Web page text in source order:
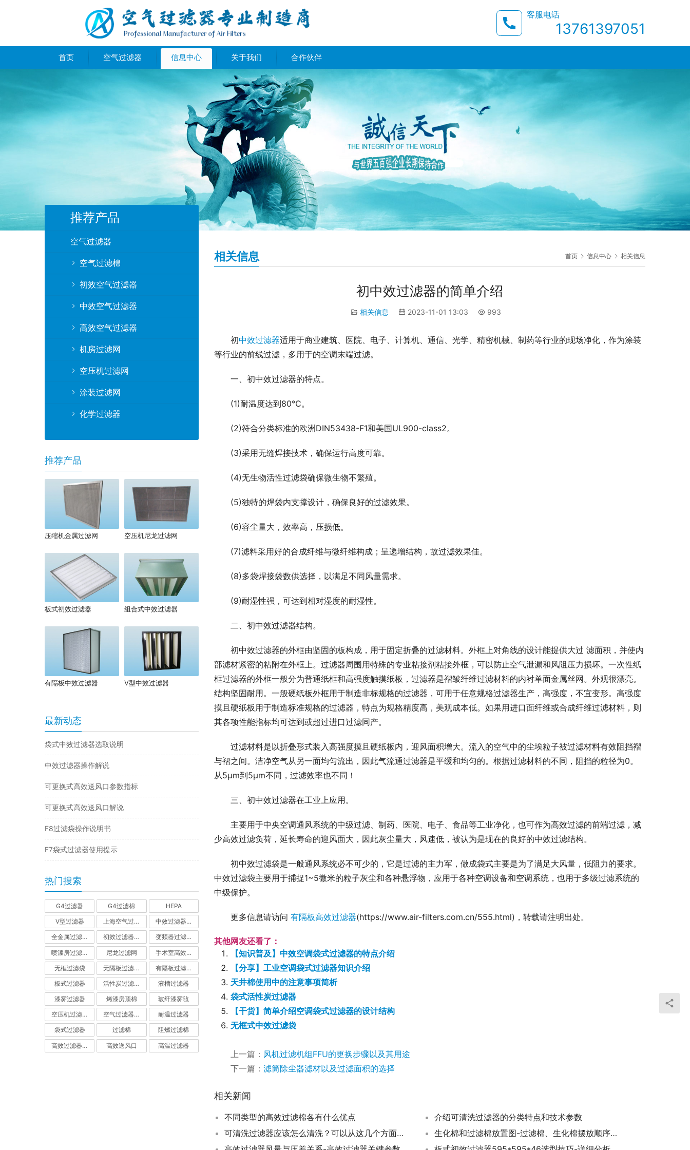
客服电话
13761397051
首页 空气过滤器 信息中心 关于我们 合作伙伴
首页 信息中心 相关信息
相关信息
初中效过滤器的简单介绍
相关信息 2023-11-01 13:03 993
初中效过滤器适用于商业建筑、医院、电子、计算机、通信、光学、精密机械、制药等行业的现场净化，作为涂装
等行业的前线过滤，多用于的空调末端过滤。
一、初中效过滤器的特点。
(1)耐温度达到80℃。
(2)符合分类标准的欧洲DIN53438-F1和美国UL900-class2。
(3)采用无缝焊接技术，确保运行高度可靠。
(4)无生物活性过滤袋确保微生物不繁殖。
(5)独特的焊袋内支撑设计，确保良好的过滤效果。
(6)容尘量大，效率高，压损低。
(7)滤料采用好的合成纤维与微纤维构成；呈递增结构，故过滤效果佳。
(8)多袋焊接袋数供选择，以满足不同风量需求。
(9)耐湿性强，可达到相对湿度的耐湿性。
二、初中效过滤器结构。
初中效过滤器的外框由坚固的板构成，用于固定折叠的过滤材料。外框上对角线的设计能提供大过 滤面积，并使内
部滤材紧密的粘附在外框上。过滤器周围用特殊的专业粘接剂粘接外框，可以防止空气泄漏和风阻压力损坏。一次性纸
框过滤器的外框一般分为普通纸框和高强度触摸纸板，过滤器是褶皱纤维过滤材料的内衬单面金属丝网。外观很漂亮。
结构坚固耐用。一般硬纸板外框用于制造非标规格的过滤器，可用于任意规格过滤器生产，高强度，不宜变形。高强度
摸且硬纸板用于制造标准规格的过滤器，特点为规格精度高，美观成本低。如果用进口面纤维或合成纤维过滤材料，则
其各项性能指标均可达到或超过进口过滤同产。
过滤材料是以折叠形式装入高强度摸且硬纸板内，迎风面积增大。流入的空气中的尘埃粒子被过滤材料有效阻挡褶
与褶之间。洁净空气从另一面均匀流出，因此气流通过滤器是平缓和均匀的。根据过滤材料的不同，阻挡的粒径为0。
从5μm到5μm不同，过滤效率也不同！
三、初中效过滤器在工业上应用。
主要用于中央空调通风系统的中级过滤、制药、医院、电子、食品等工业净化，也可作为高效过滤的前端过滤，减
少高效过滤负荷，延长寿命的迎风面大，因此灰尘量大，风速低，被认为是现在的良好的中效过滤结构。
初中效过滤袋是一般通风系统必不可少的，它是过滤的主力军，做成袋式主要是为了满足大风量，低阻力的要求。
中效过滤袋主要用于捕捉1~5微米的粒子灰尘和各种悬浮物，应用于各种空调设备和空调系统，也用于多级过滤系统的
中级保护。
更多信息请访问 有隔板高效过滤器(https://www.air-filters.com.cn/555.html)，转载请注明出处。
其他网友还看了：
【知识普及】中效空调袋式过滤器的特点介绍
【分享】工业空调袋式过滤器知识介绍
天井棉使用中的注意事项简析
袋式活性炭过滤器
【干货】简单介绍空调袋式过滤器的设计结构
无框式中效过滤袋
上一篇： 风机过滤机组FFU的更换步骤以及其用途
下一篇： 滤筒除尘器滤材以及过滤面积的选择
相关新闻
不同类型的高效过滤棉各有什么优点
介绍可清洗过滤器的分类特点和技术参数
可清洗过滤器应该怎么清洗？可以从这几个方面出发
生化棉和过滤棉放置图-过滤棉、生化棉摆放顺序示意图
推荐产品
空气过滤器
空气过滤棉
初效空气过滤器
中效空气过滤器
高效空气过滤器
机房过滤网
空压机过滤网
涂装过滤网
化学过滤器
推荐产品
压缩机金属过滤网 空压机尼龙过滤网
板式初效过滤器 组合式中效过滤器
有隔板中效过滤器 V型中效过滤器
最新动态
袋式中效过滤器选取说明
中效过滤器操作解说
可更换式高效送风口参数指标
可更换式高效送风口解说
F8过滤袋操作说明书
F7袋式过滤器使用提示
热门搜索
G4过滤器 G4过滤棉 HEPA
V型过滤器 上海空气过滤器 中效过滤器-中效空气过滤器
全金属过滤器 初效过滤器-初效空气过滤器 变频器过滤器
喷漆房过滤棉 尼龙过滤网 手术室高效过滤器
无框过滤袋 无隔板过滤器 有隔板过滤器
板式过滤器 活性炭过滤器-活性炭空气过滤器 液槽过滤器
漆雾过滤器 烤漆房顶棉 玻纤漆雾毡
空压机过滤网 空气过滤器厂家 耐温过滤器
袋式过滤器 过滤棉 阻燃过滤棉
高效过滤器-高效空气过滤器 高效送风口 高温过滤器